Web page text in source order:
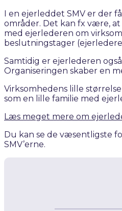
I en ejerleddet SMV er der
områder. Det kan fx være,
med ejerlederen om
beslutningstager
Samtidig er ejerlederen
Organiseringen skaber en
Virksomhedens lille
som en lille familie med
Læs meget mere om
Du kan se de væsentligste
SMV’erne.